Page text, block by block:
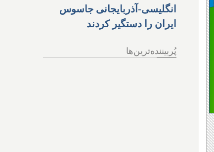
انگلیسی-آذربایجانی جاسوس
ایران را دستگیر کردند
پُربیننده‌ترین‌ها